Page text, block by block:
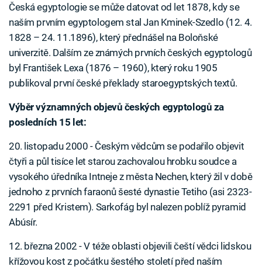
Česká egyptologie se může datovat od let 1878, kdy se
naším prvním egyptologem stal Jan Kminek-Szedlo (12. 4.
1828 – 24. 11.1896), který přednášel na Boloňské
univerzitě. Dalším ze známých prvních českých egyptologů
byl František Lexa (1876 – 1960), který roku 1905
publikoval první české překlady staroegyptských textů.
Výběr významných objevů českých egyptologů za
posledních 15 let:
20. listopadu 2000 - Českým vědcům se podařilo objevit
čtyři a půl tisíce let starou zachovalou hrobku soudce a
vysokého úředníka Intneje z města Nechen, který žil v době
jednoho z prvních faraonů šesté dynastie Tetiho (asi 2323-
2291 před Kristem). Sarkofág byl nalezen poblíž pyramid
Abúsír.
12. března 2002 - V téže oblasti objevili čeští vědci lidskou
křížovou kost z počátku šestého století před naším